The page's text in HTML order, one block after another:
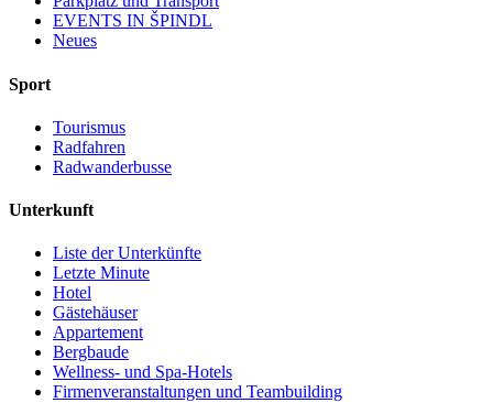
EVENTS IN ŠPINDL
Neues
Sport
Tourismus
Radfahren
Radwanderbusse
Unterkunft
Liste der Unterkünfte
Letzte Minute
Hotel
Gästehäuser
Appartement
Bergbaude
Wellness- und Spa-Hotels
Firmenveranstaltungen und Teambuilding